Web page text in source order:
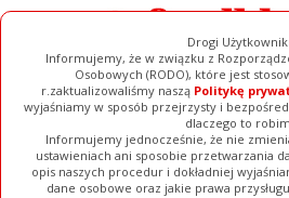
Drogi
Informujemy, że w związku z
Osobowych (RODO), które jest
r.zaktualizowaliśmy naszą Politykę
wyjaśniamy w sposób przejrzysty i
dlaczego to
Informujemy jednocześnie, że nie
ustawieniach ani sposobie przetwarzania
opis naszych procedur i dokładniej
dane osobowe oraz jakie prawa
Ogłoszenia Filmy Galerie